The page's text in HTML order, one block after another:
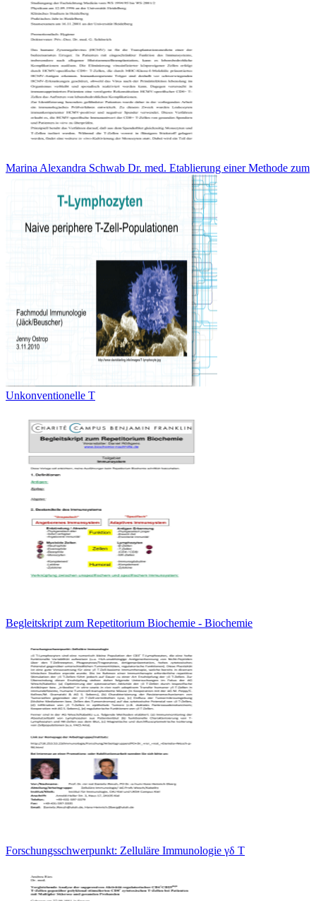
Marina Alexandra Schwab Dr. med. Etablierung einer Methode zum
Unkonventionelle T
Begleitskript zum Repetitorium Biochemie - Biochemie
Forschungsschwerpunkt: Zelluläre Immunologie γδ T